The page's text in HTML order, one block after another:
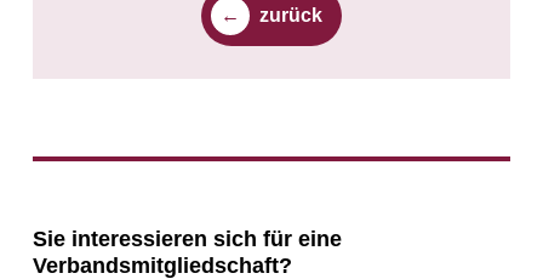
zurück
Sie interessieren sich für eine
Verbandsmitgliedschaft?